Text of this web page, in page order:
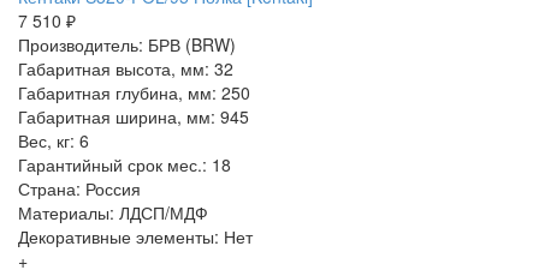
7 510 ₽
Производитель: БРВ (BRW)
Габаритная высота, мм: 32
Габаритная глубина, мм: 250
Габаритная ширина, мм: 945
Вес, кг: 6
Гарантийный срок мес.: 18
Страна: Россия
Материалы: ЛДСП/МДФ
Декоративные элементы: Нет
+